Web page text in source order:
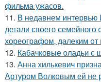
фильма ужасов.
11. В недавнем интервью
детали своего
хореографом, далеким
12. Кабачковые оладьи с
13. Анна хилькевич
Артуром Волковым ей не